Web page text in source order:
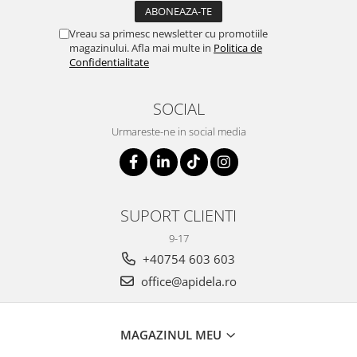
Vreau sa primesc newsletter cu promotiile
magazinului. Afla mai multe in Politica de
Confidentialitate
SOCIAL
Urmareste-ne in social media
SUPORT CLIENTI
9-17
+40754 603 603
office@apidela.ro
MAGAZINUL MEU